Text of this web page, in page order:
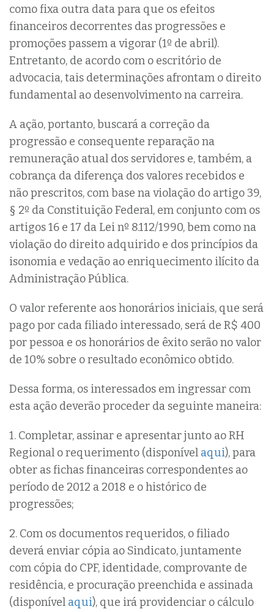
como fixa outra data para que os efeitos
financeiros decorrentes das progressões e
promoções passem a vigorar (1º de abril).
Entretanto, de acordo com o escritório de
advocacia, tais determinações afrontam o direito
fundamental ao desenvolvimento na carreira.
A ação, portanto, buscará a correção da
progressão e consequente reparação na
remuneração atual dos servidores e, também, a
cobrança da diferença dos valores recebidos e
não prescritos, com base na violação do artigo 39,
§ 2º da Constituição Federal, em conjunto com os
artigos 16 e 17 da Lei nº 8.112/1990, bem como na
violação do direito adquirido e dos princípios da
isonomia e vedação ao enriquecimento ilícito da
Administração Pública.
O valor referente aos honorários iniciais, que será
pago por cada filiado interessado, será de R$ 400
por pessoa e os honorários de êxito serão no valor
de 10% sobre o resultado econômico obtido.
Dessa forma, os interessados em ingressar com
esta ação deverão proceder da seguinte maneira:
1. Completar, assinar e apresentar junto ao RH
Regional o requerimento (disponível aqui), para
obter as fichas financeiras correspondentes ao
período de 2012 a 2018 e o histórico de
progressões;
2. Com os documentos requeridos, o filiado
deverá enviar cópia ao Sindicato, juntamente
com cópia do CPF, identidade, comprovante de
residência, e procuração preenchida e assinada
(disponível aqui), que irá providenciar o cálculo